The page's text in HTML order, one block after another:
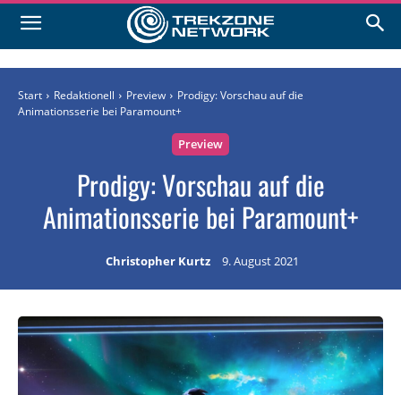
Start Redaktionell Preview
Prodigy: Vorschau auf die
Animationsserie bei Paramount+
Preview
Prodigy: Vorschau auf die
Animationsserie bei Paramount+
Christopher Kurtz 9. August 2021